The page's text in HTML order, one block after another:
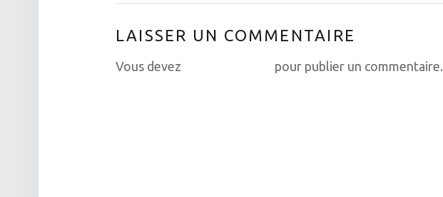
LAISSER UN COMMENTAIRE
Vous devez pour publier un commentaire.